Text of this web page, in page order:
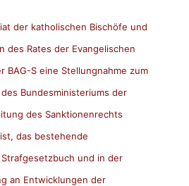
der katholischen Bischöfe und
des Rates der Evangelischen
BAG-S eine Stellungnahme zum
Bundesministeriums der
des Sanktionenrechts
das bestehende
und in der
an Entwicklungen der